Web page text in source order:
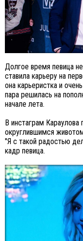
Долгое время певица
ставила карьеру на
она карьеристка и
пара решилась на
начале лета.
В инстаграм Караулова
округлившимся
"Я с такой радостью
кадр певица.